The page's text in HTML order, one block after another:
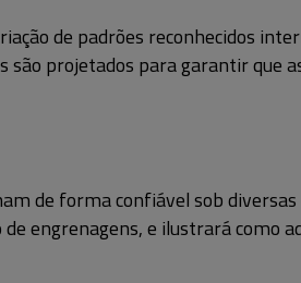
de padrões reconhecidos
são projetados para garantir
de forma confiável sob
engrenagens, e ilustrará como